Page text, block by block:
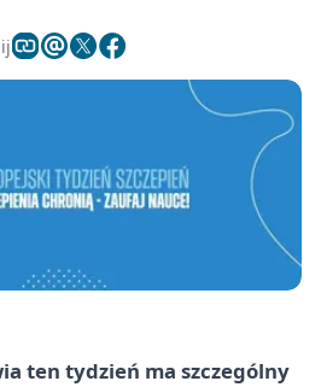
ten tydzień ma szczególny